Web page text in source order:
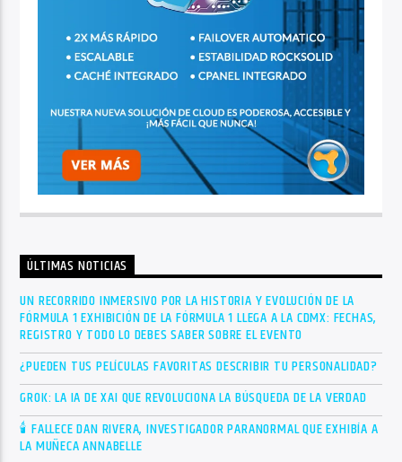
ÚLTIMAS NOTICIAS
UN RECORRIDO INMERSIVO POR LA HISTORIA Y EVOLUCIÓN DE LA
FÓRMULA 1 EXHIBICIÓN DE LA FÓRMULA 1 LLEGA A LA CDMX: FECHAS,
REGISTRO Y TODO LO DEBES SABER SOBRE EL EVENTO
¿PUEDEN TUS PELÍCULAS FAVORITAS DESCRIBIR TU PERSONALIDAD?
GROK: LA IA DE XAI QUE REVOLUCIONA LA BÚSQUEDA DE LA VERDAD
🕯 FALLECE DAN RIVERA, INVESTIGADOR PARANORMAL QUE EXHIBÍA A
LA MUÑECA ANNABELLE